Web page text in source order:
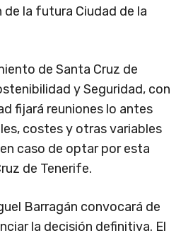
la futura Ciudad de la
de Santa Cruz de
y Seguridad, con
fijará reuniones lo antes
costes y otras variables
caso de optar por esta
de Tenerife.
Barragán convocará de
la decisión definitiva. El